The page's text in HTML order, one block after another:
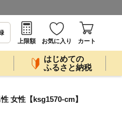
上限額
お気に入り カート
はじめての
ふるさと納税
女性【ksg1570-cm】